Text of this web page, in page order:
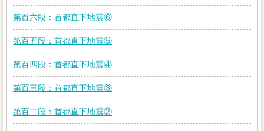
第百六段：首都直下地震⑥
第百五段：首都直下地震⑤
第百四段：首都直下地震④
第百三段：首都直下地震③
第百二段：首都直下地震②